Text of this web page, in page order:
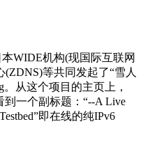
WIDE机构(现国际互联网
等共同发起了“雪人
从这个项目的主页上，
到一个副标题：“--A Live
即在线的纯IPv6